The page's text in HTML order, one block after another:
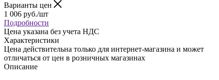
Варианты цен
1 006 руб./шт
Подробности
Цена указана без учета НДС
Характеристики
Цена действительна только для интернет-магазина и может
отличаться от цен в розничных магазинах
Описание